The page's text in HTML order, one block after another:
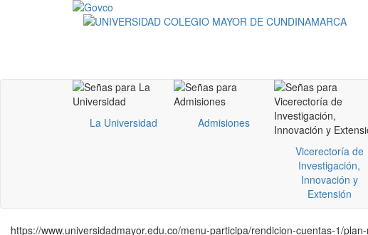
La Universidad
Admisiones
Vicerectoría de
Investigación,
Innovación y
Extensión
https://www.universidadmayor.edu.co/menu-participa/rendicion-cuentas-1/